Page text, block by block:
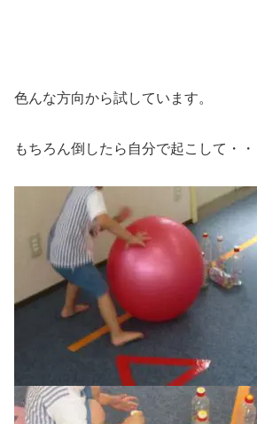
色んな方向から試しています。
もちろん倒したら自分で起こして・